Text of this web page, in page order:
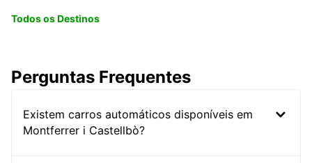
Todos os Destinos
Perguntas Frequentes
Existem carros automáticos disponíveis em
Montferrer i Castellbò?